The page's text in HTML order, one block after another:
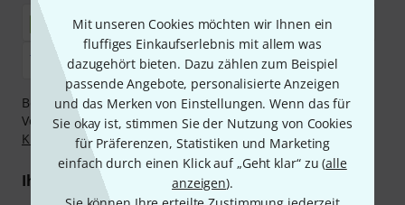
Mit unseren Cookies möchten wir Ihnen ein
fluffiges Einkaufserlebnis mit allem was
dazugehört bieten. Dazu zählen zum Beispiel
passende Angebote, personalisierte Anzeigen
und das Merken von Einstellungen. Wenn das für
Sie okay ist, stimmen Sie der Nutzung von Cookies
für Präferenzen, Statistiken und Marketing
einfach durch einen Klick auf „Geht klar“ zu (alle
anzeigen).
Bezahlen Sie vertraulich und sicher per Nachnahme,
Vorkasse, PayPal, Amazon Pay,Klarna Sofort bezahlen,
Klarna Ratenzahlungoder Kreditkarte.
Ihre Vorteile